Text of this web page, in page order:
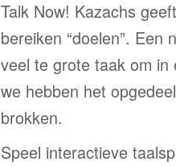
Talk Now! Kazachs
bereiken “doelen”. Een
veel te grote taak om
we hebben het
brokken.
Speel interactieve